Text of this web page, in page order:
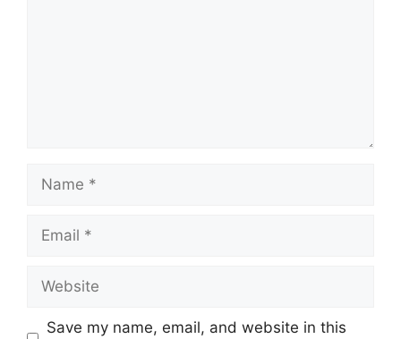
Save my name, email, and website in this